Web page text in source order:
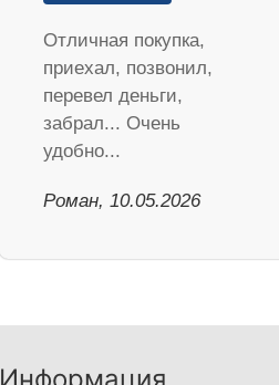
Отличная покупка,
приехал, позвонил,
перевел деньги,
забрал... Очень
удобно...
Роман, 10.05.2026
Информация